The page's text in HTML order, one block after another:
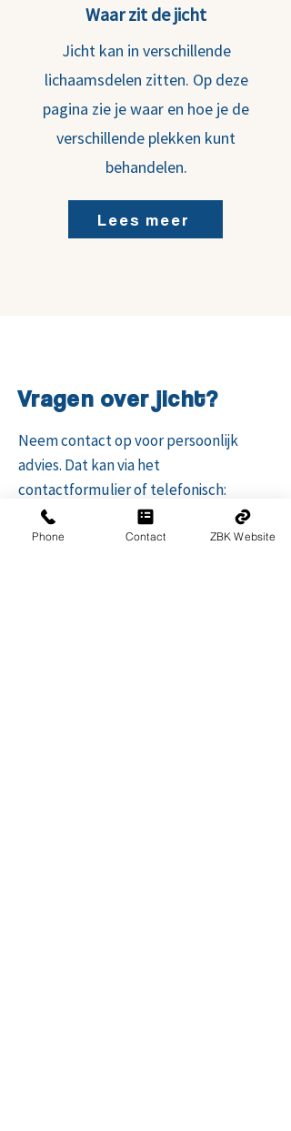
Waar zit de jicht
Jicht kan in verschillende
lichaamsdelen zitten. Op deze
pagina zie je waar en hoe je de
verschillende plekken kunt
behandelen.
Lees meer
Vragen over jicht?
Neem contact op voor persoonlijk
advies. Dat kan via het
contactformulier of telefonisch:
NL:020 262 14 12
Phone Contact ZBK Website